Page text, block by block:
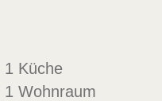
1 Küche
1 Wohnraum